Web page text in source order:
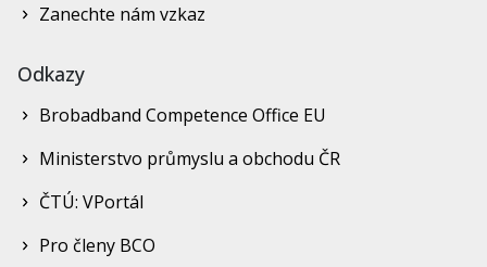
Zanechte nám vzkaz
Odkazy
Brobadband Competence Office EU
Ministerstvo průmyslu a obchodu ČR
ČTÚ: VPortál
Pro členy BCO